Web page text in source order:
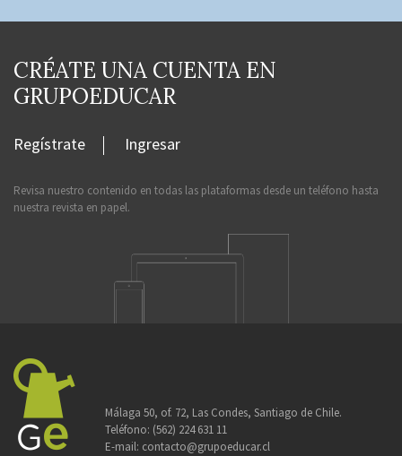
CRÉATE UNA CUENTA EN
GRUPOEDUCAR
Regístrate Ingresar
Revisa nuestro contenido en todas las plataformas desde un teléfono hasta
nuestra revista en papel.
Málaga 50, of. 72, Las Condes, Santiago de Chile.
Teléfono: (562) 224 631 11
E-mail: contacto@grupoeducar.cl